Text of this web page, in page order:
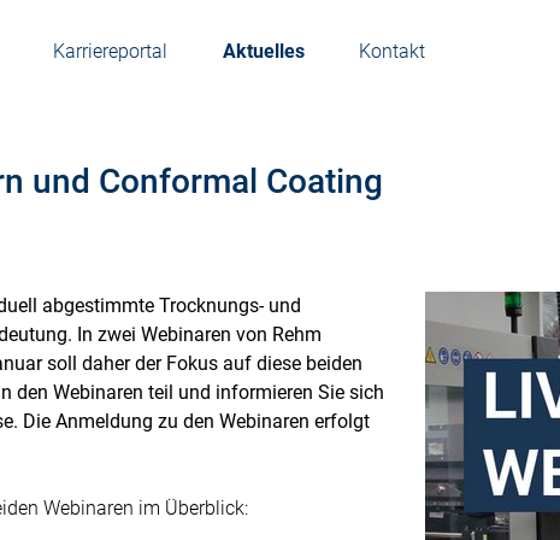
Karriereportal Aktuelles Kontakt
und Conformal Coating
abgestimmte Trocknungs- und
In zwei Webinaren von Rehm
soll daher der Fokus auf diese beiden
den Webinaren teil und informieren Sie sich
Die Anmeldung zu den Webinaren erfolgt
Webinaren im Überblick: